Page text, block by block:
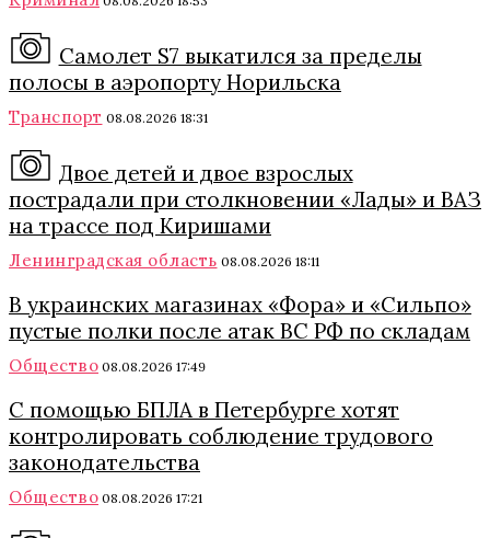
Самолет S7 выкатился за пределы
полосы в аэропорту Норильска
Транспорт 08.08.2026 18:31
Двое детей и двое взрослых
пострадали при столкновении «Лады» и ВАЗ
на трассе под Киришами
Ленинградская область 08.08.2026 18:11
В украинских магазинах «Фора» и «Сильпо»
пустые полки после атак ВС РФ по складам
Общество 08.08.2026 17:49
С помощью БПЛА в Петербурге хотят
контролировать соблюдение трудового
законодательства
Общество 08.08.2026 17:21